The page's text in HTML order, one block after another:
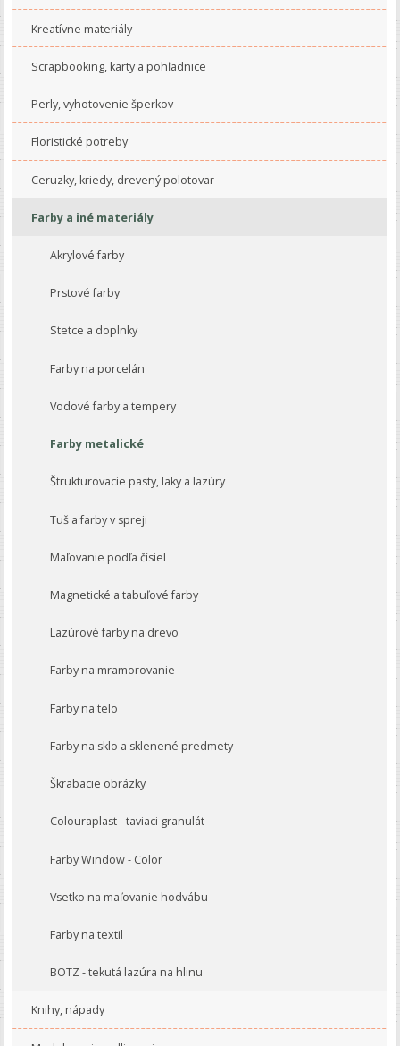
Kreatívne materiály
Scrapbooking, karty a pohľadnice
Perly, vyhotovenie šperkov
Floristické potreby
Ceruzky, kriedy, drevený polotovar
Farby a iné materiály
Akrylové farby
Prstové farby
Stetce a doplnky
Farby na porcelán
Vodové farby a tempery
Farby metalické
Štrukturovacie pasty, laky a lazúry
Tuš a farby v spreji
Maľovanie podľa čísiel
Magnetické a tabuľové farby
Lazúrové farby na drevo
Farby na mramorovanie
Farby na telo
Farby na sklo a sklenené predmety
Škrabacie obrázky
Colouraplast - taviaci granulát
Farby Window - Color
Vsetko na maľovanie hodvábu
Farby na textil
BOTZ - tekutá lazúra na hlinu
Knihy, nápady